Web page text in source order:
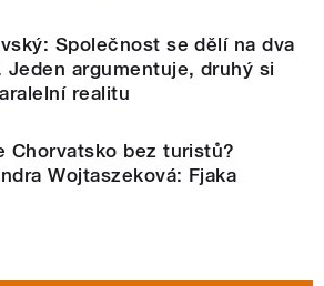
Společnost se dělí na dva
Jeden argumentuje, druhý si
realitu
Chorvatsko bez turistů?
Wojtaszeková: Fjaka